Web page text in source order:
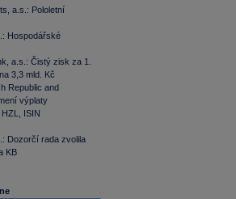
a.s.: Pololetní
Hospodářské
a.s.: Čistý zisk za 1.
3,3 mld. Kč
Republic and
výplaty
ISIN
Dozorčí rada zvolila
KB